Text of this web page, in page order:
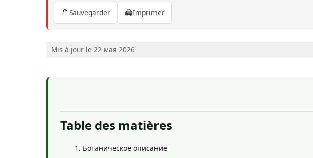
🔖 Sauvegarder 🖨️Imprimer
Mis à jour le 22 мая 2026
Table des matières
Ботаническое описание